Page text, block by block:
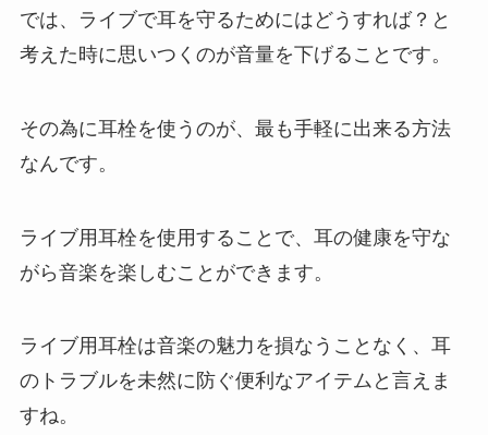
では、ライブで耳を守るためにはどうすれば？と
考えた時に思いつくのが音量を下げることです。
その為に耳栓を使うのが、最も手軽に出来る方法
なんです。
ライブ用耳栓を使用することで、耳の健康を守な
がら音楽を楽しむことができます。
ライブ用耳栓は音楽の魅力を損なうことなく、耳
のトラブルを未然に防ぐ便利なアイテムと言えま
すね。